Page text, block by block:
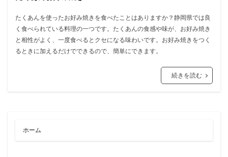
たくあんを使ったお好み焼きを食べたことはありますか？静岡県では良
く食べられている料理の一つです。たくあんの食感や味が、お好み焼き
と相性がよく、一度食べるとクセになる味わいです。お好み焼きをつく
るときに加えるだけでできるので、簡単にできます。
続きを読む
ホーム